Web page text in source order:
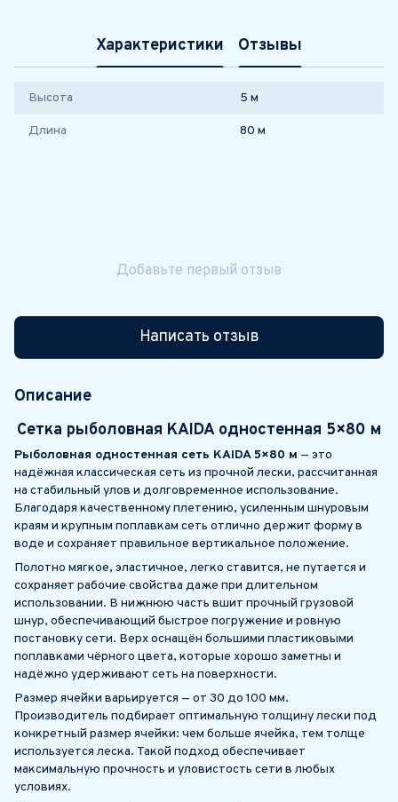
Характеристики Отзывы
Высота 5 м
Длина 80 м
Добавьте первый отзыв
Написать отзыв
Описание
Сетка рыболовная KAIDA одностенная 5×80 м
Рыболовная одностенная сеть KAIDA 5×80 м — это
надёжная классическая сеть из прочной лески, рассчитанная
на стабильный улов и долговременное использование.
Благодаря качественному плетению, усиленным шнуровым
краям и крупным поплавкам сеть отлично держит форму в
воде и сохраняет правильное вертикальное положение.
Полотно мягкое, эластичное, легко ставится, не путается и
сохраняет рабочие свойства даже при длительном
использовании. В нижнюю часть вшит прочный грузовой
шнур, обеспечивающий быстрое погружение и ровную
постановку сети. Верх оснащён большими пластиковыми
поплавками чёрного цвета, которые хорошо заметны и
надёжно удерживают сеть на поверхности.
Размер ячейки варьируется — от 30 до 100 мм.
Производитель подбирает оптимальную толщину лески под
конкретный размер ячейки: чем больше ячейка, тем толще
используется леска. Такой подход обеспечивает
максимальную прочность и уловистость сети в любых
условиях.